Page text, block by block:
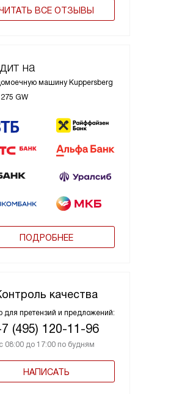
ВСЕ ОТЗЫВЫ
на
машину Kuppersberg
GW
ПОДРОБНЕЕ
качества
для претензий и предложений:
(495) 120-11-96
с 08:00 до 17:00 по будням
НАПИСАТЬ